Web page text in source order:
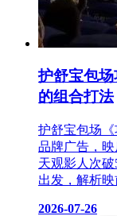
护舒宝包
的组合打法
护舒宝包场
品牌广告，
天观影人次
出发，解析映
2026-07-26